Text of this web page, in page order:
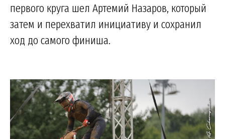
первого круга шел Артемий Назаров, который
затем и перехватил инициативу и сохранил
ход до самого финиша.